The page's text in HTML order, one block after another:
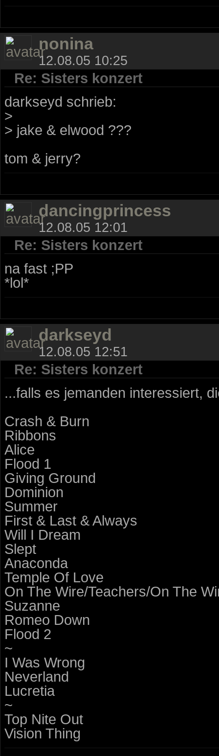
nonina
12.08.05 10:25
Re: Sisters konzert
darkseyd schrieb:
>
> jake & elwood ???
tom & jerry?
dancingprincess
12.08.05 12:01
Re: Sisters konzert
na fast ;PP
*lol*
darkseyd
12.08.05 12:51
Re: Sisters konzert
...falls es jemanden interessiert,
Crash & Burn
Ribbons
Alice
Flood 1
Giving Ground
Dominion
Summer
First & Last & Always
Will I Dream
Slept
Anaconda
Temple Of Love
On The Wire/Teachers/On The
Suzanne
Romeo Down
Flood 2
~
I Was Wrong
Neverland
Lucretia
~
Top Nite Out
Vision Thing